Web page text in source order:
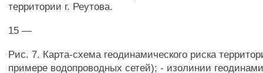
территории г. Реутова.
15 —
Рис. 7. Карта-схема геодинамического риска
примере водопроводных сетей); - изолинии